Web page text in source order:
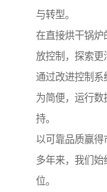
与转型。
在直接烘干锅炉
放控制，探索更
通过改进控制系
为简便，运行
持。
以可靠品质赢得
多年来，我们
位。